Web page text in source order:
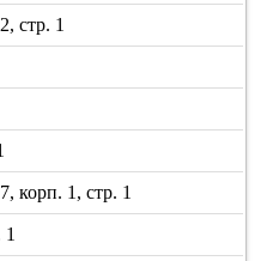
стр. 1
корп. 1, стр. 1